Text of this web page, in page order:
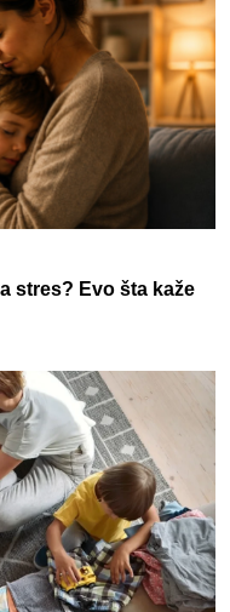
stres? Evo šta kaže